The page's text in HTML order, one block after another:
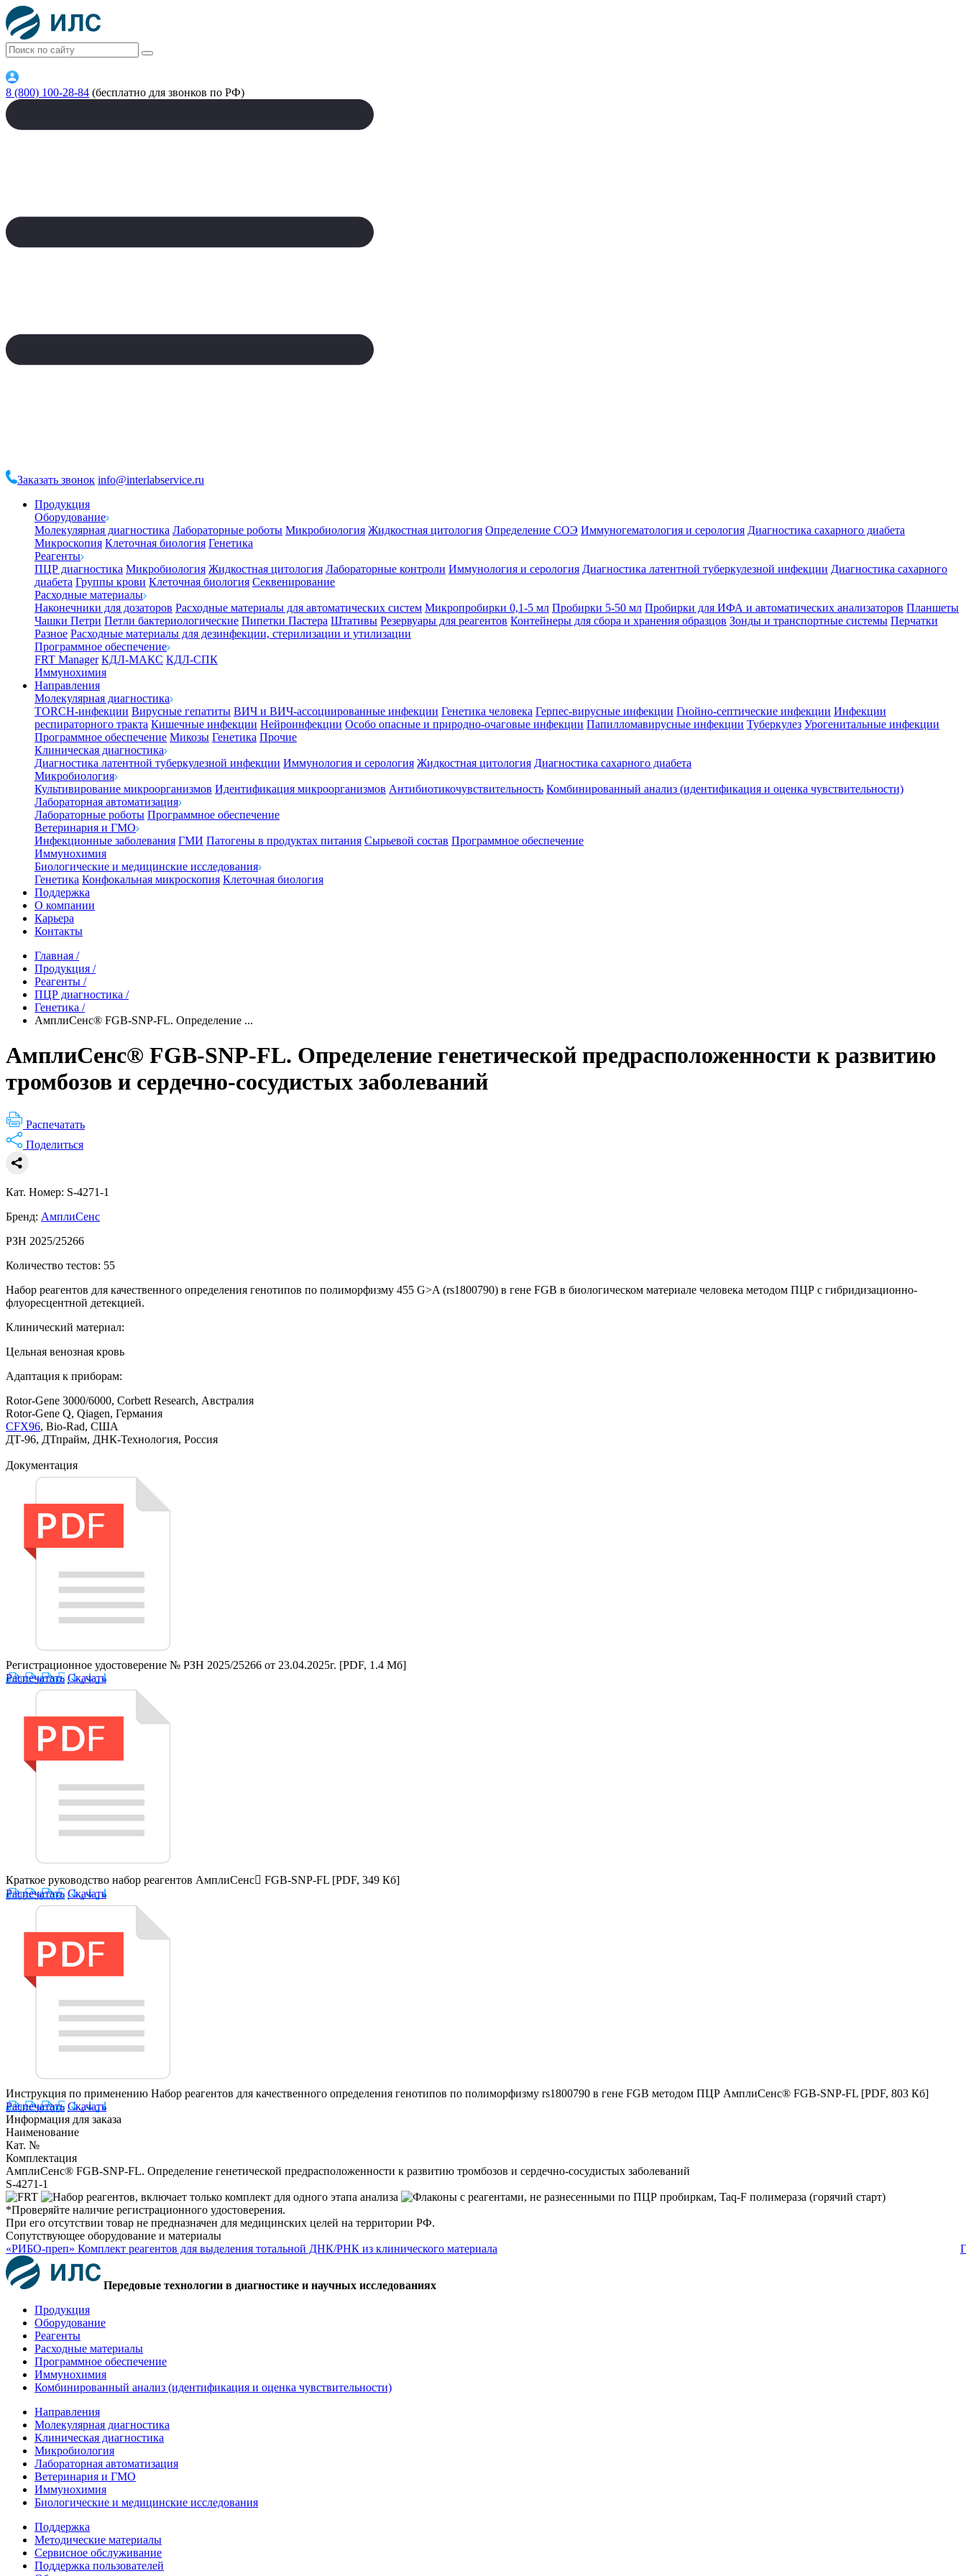
8 (800) 100-28-84 (бесплатно для звонков по РФ)
Заказать звонок info@interlabservice.ru
Продукция
Оборудование
Молекулярная диагностика Лабораторные роботы Микробиология Жидкостная цитология Определение СОЭ Иммуногематология и серология Диагностика сахарного диабета
Микроскопия Клеточная биология Генетика
Реагенты
ПЦР диагностика Микробиология Жидкостная цитология Лабораторные контроли Иммунология и серология Диагностика латентной туберкулезной инфекции Диагностика сахарного
диабета Группы крови Клеточная биология Секвенирование
Расходные материалы
Наконечники для дозаторов Расходные материалы для автоматических систем Микропробирки 0,1-5 мл Пробирки 5-50 мл Пробирки для ИФА и автоматических анализаторов Планшеты
Чашки Петри Петли бактериологические Пипетки Пастера Штативы Резервуары для реагентов Контейнеры для сбора и хранения образцов Зонды и транспортные системы Перчатки
Разное Расходные материалы для дезинфекции, стерилизации и утилизации
Программное обеспечение
FRT Manager КДЛ-МАКС КДЛ-СПК
Иммунохимия
Направления
Молекулярная диагностика
TORCH-инфекции Вирусные гепатиты ВИЧ и ВИЧ-ассоциированные инфекции Генетика человека Герпес-вирусные инфекции Гнойно-септические инфекции Инфекции
респираторного тракта Кишечные инфекции Нейроинфекции Особо опасные и природно-очаговые инфекции Папилломавирусные инфекции Туберкулез Урогенитальные инфекции
Программное обеспечение Микозы Генетика Прочие
Клиническая диагностика
Диагностика латентной туберкулезной инфекции Иммунология и серология Жидкостная цитология Диагностика сахарного диабета
Микробиология
Культивирование микроорганизмов Идентификация микроорганизмов Антибиотикочувствительность Комбинированный анализ (идентификация и оценка чувствительности)
Лабораторная автоматизация
Лабораторные роботы Программное обеспечение
Ветеринария и ГМО
Инфекционные заболевания ГМИ Патогены в продуктах питания Сырьевой состав Программное обеспечение
Иммунохимия
Биологические и медицинские исследования
Генетика Конфокальная микроскопия Клеточная биология
Поддержка
О компании
Карьера
Контакты
Главная /
Продукция /
Реагенты /
ПЦР диагностика /
Генетика /
АмплиСенс® FGB-SNP-FL. Определение ...
АмплиСенс® FGB-SNP-FL. Определение генетической предрасположенности к развитию
тромбозов и сердечно-сосудистых заболеваний
Распечатать
Поделиться
Кат. Номер: S-4271-1
Бренд: АмплиСенс
РЗН 2025/25266
Количество тестов: 55
Набор реагентов для качественного определения генотипов по полиморфизму 455 G>A (rs1800790) в гене FGB в биологическом материале человека методом ПЦР с гибридизационно-
флуоресцентной детекцией.
Клинический материал:
Цельная венозная кровь
Адаптация к приборам:
Rotor-Gene 3000/6000, Corbett Research, Австралия
Rotor-Gene Q, Qiagen, Германия
CFX96, Bio-Rad, США
ДТ-96, ДТпрайм, ДНК-Технология, Россия
Документация
Регистрационное удостоверение № РЗН 2025/25266 от 23.04.2025г. [PDF, 1.4 Мб]
Распечатать Скачать
Краткое руководство набор реагентов АмплиСенс FGB-SNP-FL [PDF, 349 Кб]
Распечатать Скачать
Инструкция по применению Набор реагентов для качественного определения генотипов по полиморфизму rs1800790 в гене FGB методом ПЦР АмплиСенс® FGB-SNP-FL [PDF, 803 Кб]
Распечатать Скачать
Информация для заказа
Наименование
Кат. №
Комплектация
АмплиСенс® FGB-SNP-FL. Определение генетической предрасположенности к развитию тромбозов и сердечно-сосудистых заболеваний
S-4271-1
*Проверяйте наличие регистрационного удостоверения.
При его отсутствии товар не предназначен для медицинских целей на территории РФ.
Сопутствующее оборудование и материалы
«РИБО-преп» Комплект реагентов для выделения тотальной ДНК/РНК из клинического материала
Передовые технологии в диагностике и научных исследованиях
Продукция
Оборудование
Реагенты
Расходные материалы
Программное обеспечение
Иммунохимия
Комбинированный анализ (идентификация и оценка чувствительности)
Направления
Молекулярная диагностика
Клиническая диагностика
Микробиология
Лабораторная автоматизация
Ветеринария и ГМО
Иммунохимия
Биологические и медицинские исследования
Поддержка
Методические материалы
Сервисное обслуживание
Поддержка пользователей